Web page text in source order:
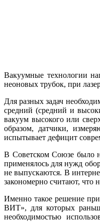
Вакуумные технологии
неоновых трубок, при
Для разных задач
средний (средний и
вакуум высокого или
образом, датчики,
испытывает дефицит
В Советском Союзе бы­ло
применялось для нужд
не выпускаются. В
закономерно считают, что
Именно такое решение
ВИТ», для которых
необходимостью